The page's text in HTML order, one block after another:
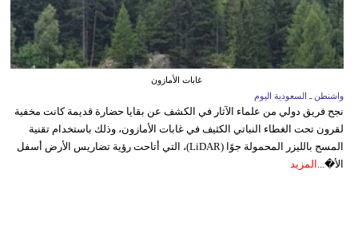
غابات الأمازون
واشنطن ـ السعودية اليوم
نجح فريق دولي من علماء الآثار في الكشف عن بقايا حضارة قديمة كانت مخفية
لقرون تحت الغطاء النباتي الكثيف في غابات الأمازون، وذلك باستخدام تقنية
المسح بالليزر المحمولة جوًا (LiDAR)، التي أتاحت رؤية تضاريس الأرض أسفل
الأ�... المزيد